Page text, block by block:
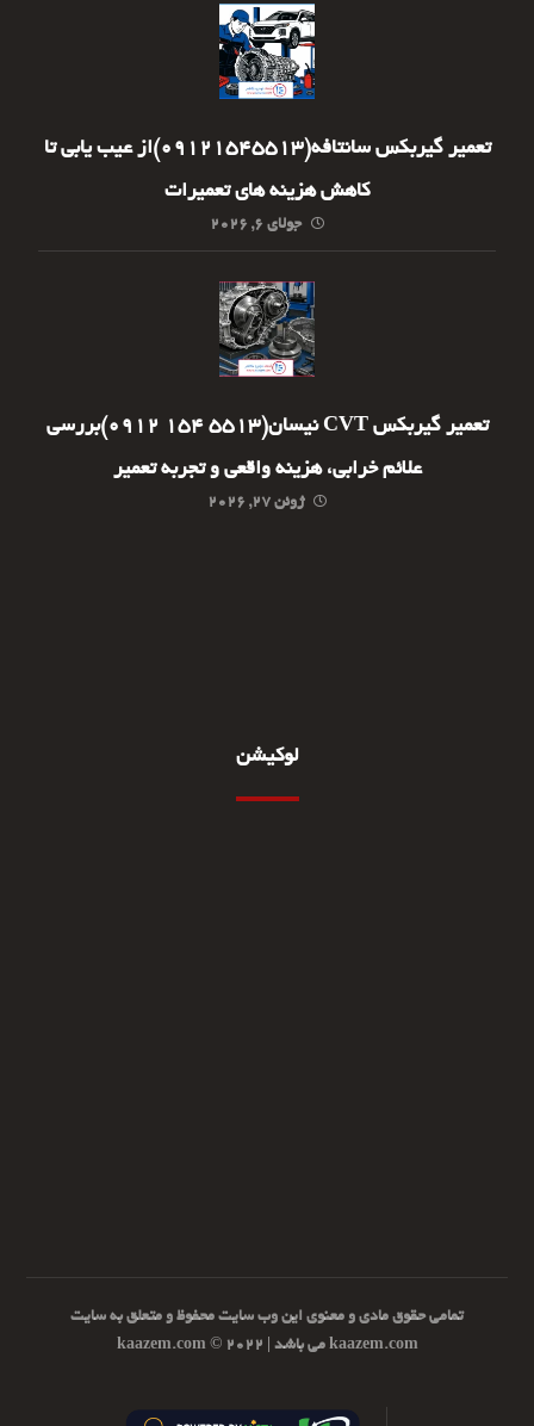
تعمیر گیربکس سانتافه(09121545513)از عیب یابی تا
کاهش هزینه های تعمیرات
جولای ۶, ۲۰۲۶
تعمیر گیربکس CVT نیسان(5513 154 0912)بررسی
علائم خرابی، هزینه واقعی و تجربه تعمیر
ژوئن ۲۷, ۲۰۲۶
لوکیشن
تمامی حقوق مادی و معنوی این وب سایت محفوظ و متعلق به سایت
kaazem.com می باشد | ۲۰۲۲ © kaazem.com